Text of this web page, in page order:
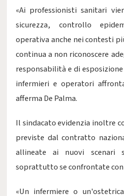
«Ai professionisti sanitari
sicurezza, controllo
operativa anche nei contesti
continua a non riconoscere
responsabilità e di
infermieri e operatori
afferma De Palma.
Il sindacato evidenzia inoltre
previste dal contratto
allineate ai nuovi scenari
soprattutto se confrontate con
«Un infermiere o